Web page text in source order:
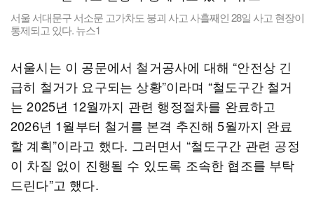
서울 서대문구 서소문 고가차도 붕괴 사고 사흘째인 28일 사고 현장이
통제되고 있다. 뉴스1
서울시는 이 공문에서 철거공사에 대해 “안전상 긴
급히 철거가 요구되는 상황”이라며 “철도구간 철거
는 2025년 12월까지 관련 행정절차를 완료하고
2026년 1월부터 철거를 본격 추진해 5월까지 완료
할 계획”이라고 했다. 그러면서 “철도구간 관련 공정
이 차질 없이 진행될 수 있도록 조속한 협조를 부탁
드린다”고 했다.